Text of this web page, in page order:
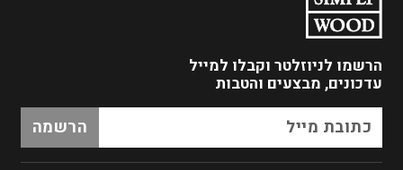
הרשמו לניוזלטר וקבלו למייל
עדכונים, מבצעים והטבות